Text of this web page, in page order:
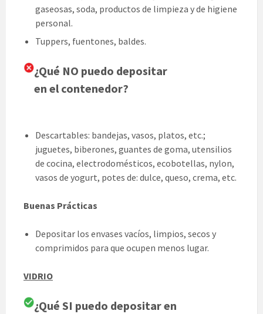
gaseosas, soda, productos de limpieza y de higiene
personal.
Tuppers, fuentones, baldes.
¿Qué NO puedo depositar
en el contenedor?
Descartables: bandejas, vasos, platos, etc.;
juguetes, biberones, guantes de goma, utensilios
de cocina, electrodomésticos, ecobotellas, nylon,
vasos de yogurt, potes de: dulce, queso, crema, etc.
Buenas Prácticas
Depositar los envases vacíos, limpios, secos y
comprimidos para que ocupen menos lugar.
VIDRIO
¿Qué SI puedo depositar en